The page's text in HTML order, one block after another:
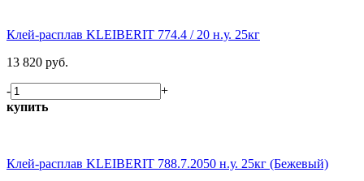
Клей-расплав KLEIBERIT 774.4 / 20 н.у. 25кг
13 820 руб.
-
+
купить
Клей-расплав KLEIBERIT 788.7.2050 н.у. 25кг (Бежевый)